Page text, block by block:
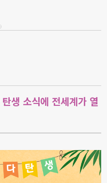
생 소식에 전세계가 열